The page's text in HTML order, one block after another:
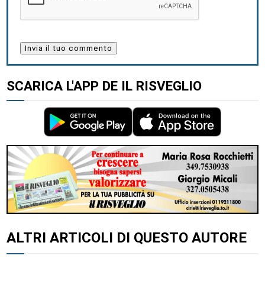
SCARICA L'APP DE IL RISVEGLIO
ALTRI ARTICOLI DI QUESTO AUTORE